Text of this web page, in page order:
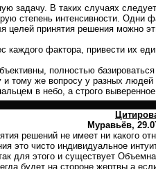
задачу. В таких случаях
степень интенсивности.
целей принятия решения можно
каждого фактора, привести их
полностью
и тому же вопросу у разных
в небо, а строго
Муравьёв,
решений не имеет ни какого
это чисто индивидуальное
для этого и существует
будет на стороне жертвы,а